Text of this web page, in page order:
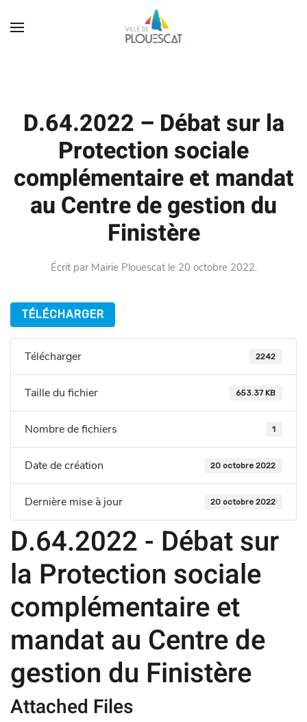
D.64.2022 – Débat sur la
Protection sociale
complémentaire et mandat
au Centre de gestion du
Finistère
Écrit par Mairie Plouescatle 20 octobre 2022.
TÉLÉCHARGER
Télécharger 2242
Taille du fichier 653.37 KB
Nombre de fichiers 1
Date de création 20 octobre 2022
Dernière mise à jour 20 octobre 2022
D.64.2022 - Débat sur
la Protection sociale
complémentaire et
mandat au Centre de
gestion du Finistère
Attached Files